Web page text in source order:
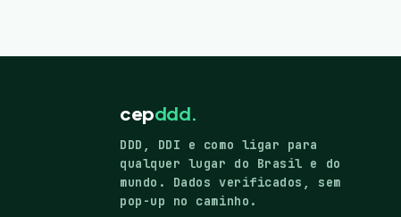
cepddd.
DDD, DDI e como ligar para
qualquer lugar do Brasil e do
mundo. Dados verificados, sem
pop-up no caminho.